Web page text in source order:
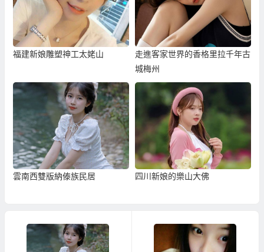
福建新娘雕塑神工太姥山
走進客家世界的香格里拉千年古
城梅州
雲南西雙版納傣族民居 四川新娘的樂山大佛